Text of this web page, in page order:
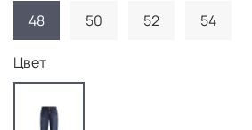
48
50 52 54
Цвет